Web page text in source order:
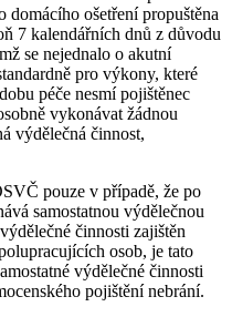
domácího ošetření propuštěna
7 kalendářních dnů z důvodu
se nejednalo o akutní
pro výkony, které
péče nesmí pojištěnec
vykonávat žádnou
výdělečná činnost,
pouze v případě, že po
samostatnou výdělečnou
činnosti zajištěn
osob, je tato
výdělečné činnosti
pojištění nebrání.